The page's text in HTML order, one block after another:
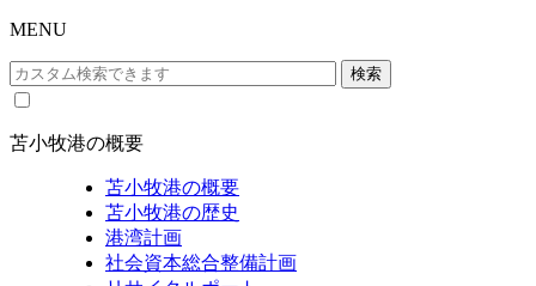
MENU
苫小牧港の概要
苫小牧港の概要
苫小牧港の歴史
港湾計画
社会資本総合整備計画